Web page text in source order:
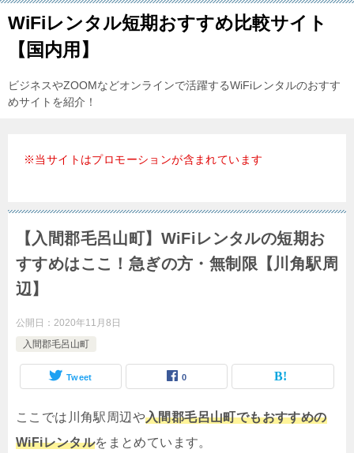
WiFiレンタル短期おすすめ比較サイト
【国内用】
ビジネスやZOOMなどオンラインで活躍するWiFiレンタルのおすす
めサイトを紹介！
※当サイトはプロモーションが含まれています
【入間郡毛呂山町】WiFiレンタルの短期お
すすめはここ！急ぎの方・無制限【川角駅周
辺】
公開日： 2020年11月8日
入間郡毛呂山町
Tweet 0
ここでは川角駅周辺や入間郡毛呂山町でもおすすめの
WiFiレンタルをまとめています。